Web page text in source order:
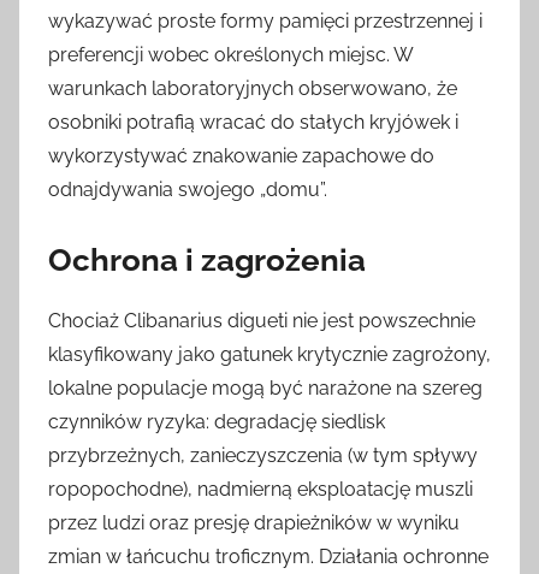
wykazywać proste formy pamięci przestrzennej i
preferencji wobec określonych miejsc. W
warunkach laboratoryjnych obserwowano, że
osobniki potrafią wracać do stałych kryjówek i
wykorzystywać znakowanie zapachowe do
odnajdywania swojego „domu”.
Ochrona i zagrożenia
Chociaż Clibanarius digueti nie jest powszechnie
klasyfikowany jako gatunek krytycznie zagrożony,
lokalne populacje mogą być narażone na szereg
czynników ryzyka: degradację siedlisk
przybrzeżnych, zanieczyszczenia (w tym spływy
ropopochodne), nadmierną eksploatację muszli
przez ludzi oraz presję drapieżników w wyniku
zmian w łańcuchu troficznym. Działania ochronne